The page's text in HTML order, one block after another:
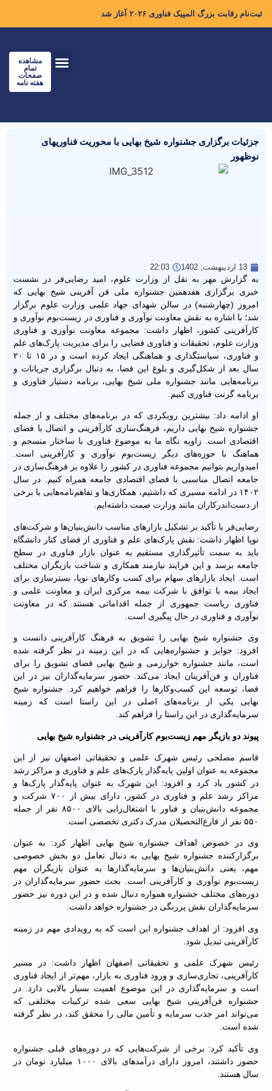
ثبت‌نام رقابت بزرگ المپیک فناوری ۲۰۲۶ آغاز شد
مشاهده
تمام
صفحات
هفته نامه
جزئیات برگزاری جشنواره شیخ بهایی با محوریت فناوریهای
نوظهور
13 اردیبهشت, 1402 22:03
به گزارش مهر به نقل از وزارت علوم، امید رضایی‌فر در نشست
خبری برگزاری هفدهمین جشنواره ملی فن آفرینی شیخ بهایی که
امروز (چهارشنبه) در سالن شهدای جهاد علمی وزارت علوم برگزار
شد؛ با اشاره به نقش معاونت نوآوری و فناوری در زیست‌بوم نوآوری و
کارآفرینی کشور، اظهار داشت: مجموعه معاونت نوآوری و فناوری
وزارت علوم، تحقیقات و فناوری فضایی را برای مدیریت پارک‌های علم
و فناوری، سیاستگذاری و هماهنگی ایجاد کرده است و در ۱۵ تا ۲۰
سال بعد از شکل‌گیری و بلوغ این فضا، به دنبال برگزاری جریانات و
برنامه‌هایی مانند جشنواره ملی شیخ بهایی، برنامه دستیار فناوری و
برنامه گرنت فناوری کنیم.
او ادامه داد: بیشترین رویکردی که در برنامه‌های مختلف و از جمله
جشنواره شیخ بهایی داریم، فرهنگ‌سازی کارآفرینی و اتصال با فضای
اقتصادی است. زاویه نگاه ما به موضوع فناوری با ساختار منسجم و
هماهنگ با حوزه‌های دیگر زیست‌بوم نوآوری و کارآفرینی است.
امیدواریم بتوانیم مجموعه فناوری در کشور را علاوه بر فرهنگ‌سازی در
جامعه اتصال مناسبی با فضای اقتصادی جامعه همراه کنیم. در سال
۱۴۰۲ در ادامه مسیری که داشتیم، همکاری‌ها و تفاهم‌نامه‌هایی با برخی
از دست‌اندرکاران مانند وزارت صمت داشته‌ایم.
رضایی‌فر با تأکید بر تشکیل بازارهای مناسب دانش‌بنیان‌ها و شرکت‌های
نوپا اظهار داشت: نقش پارک‌های علم و فناوری از فضای کنار دانشگاه
باید به سمت تأثیرگذاری مستقیم به عنوان بازار فناوری در سطح
جامعه برسد و این فرایند نیازمند همکاری و شناخت بازیگران مختلف
است. ایجاد بازارهای سهام برای کسب ‌وکارهای نوپا، بسترسازی برای
ایجاد بیمه‌ با توافق با شرکت بیمه مرکزی ایران و معاونت علمی و
فناوری ریاست جمهوری از جمله اقداماتی هستند که در معاونت
نوآوری و فناوری در حال پیگیری است.
وی جشنواره شیخ بهایی را تشویق به فرهنگ کارآفرینی دانست و
افزود: جوایز و جشنواره‌هایی که در این زمینه در نظر گرفته شده
است، مانند جشنواره خوارزمی و شیخ بهایی‌ فضای تشویق را برای
فناوران و فن‌آفرینان ایجاد می‌کند. حضور سرمایه‌گذاران نیز در این
فضا، توسعه این کسب‌وکارها را فراهم خواهیم کرد. جشنواره شیخ
بهایی یکی از برنامه‌های اصلی در این راستا است که زمینه
سرمایه‌گذاری در این راستا را فراهم کند.
پیوند دو بازیگر مهم زیست‌بوم کارآفرینی در جشنواره شیخ بهایی
قاسم مصلحی رئیس شهرک علمی و تحقیقاتی اصفهان نیز از این
مجموعه به عنوان اولین پایه‌گذار پارک‌های علم و فناوری و مراکز رشد
در کشور یاد کرد و افزود: این شهرک به عنوان پایه‌گذار پارک‌ها و
مراکز رشد علم و فناوری در کشور، دارای بیش از ۷۰۰ شرکت و
مجموعه دانش‌بنیان و فناور با اشتغال‌زایی بالای ۸۵۰۰ نفر از جمله
۵۵۰ نفر از فارغ‌التحصیلان مدرک دکتری تخصصی است.
وی در خصوص اهداف جشنواره شیخ بهایی اظهار کرد: به عنوان
برگزارکننده جشنواره شیخ بهایی به دنبال تعامل دو بخش خصوصی
مهم، یعنی دانش‌بنیان‌ها و سرمایه‌گذارها به عنوان بازیگران مهم
زیست‌بوم نوآوری و کارآفرینی است. بحث حضور سرمایه‌گذاران در
دوره‌های مختلف جشنواره همواره دنبال شده و در این دوره نیز حضور
سرمایه‌گذاران نقش پررنگی در جشنواره خواهد داشت.
وی افزود: از اهداف جشنواره این است که به رویدادی مهم در زمینه
کارآفرینی تبدیل شود.
رئیس شهرک علمی و تحقیقاتی اصفهان اظهار داشت: در مسیر
کارآفرینی، تجاری‌سازی و ورود فناوری به بازار، مهم‌تر از ایجاد فناوری
است و سرمایه‌گذاری در این موضوع اهمیت بسیار بالایی دارد. در
جشنواره فن‌آفرینی شیخ بهایی سعی شده ترکیبات مختلفی که
می‌تواند امر جذب سرمایه و تأمین مالی را محقق کند، در نظر گرفته
شده است.
وی تأکید کرد: برخی از شرکت‌هایی که در دوره‌های قبلی جشنواره
حضور داشتند، امروز دارای درآمدهای بالای ۱۰۰۰ میلیارد تومان در
سال هستند.